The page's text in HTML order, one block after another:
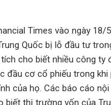
Times vào ngày 18/
Quốc bị lỗ đầu tư
cho biết nhiều công ty
đầu cơ cổ phiếu trong
của họ. Các báo cáo
biết thị trường vốn của